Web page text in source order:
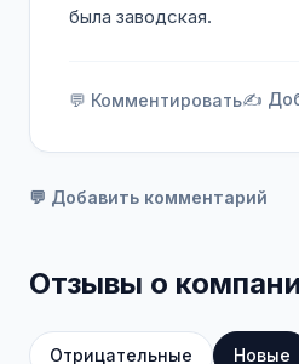
была заводская.
💬 Комментировать✍️
💬 Добавить комментарий
Отзывы о
Отрицательные Новые